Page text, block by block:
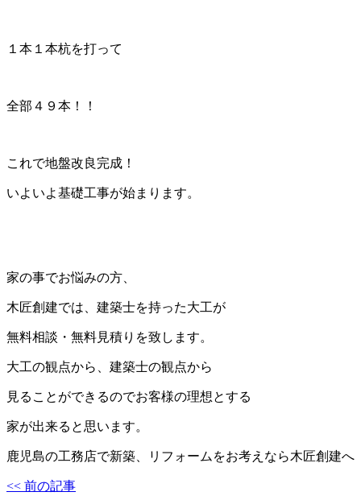
１本１本杭を打って
全部４９本！！
これで地盤改良完成！
いよいよ基礎工事が始まります。
家の事でお悩みの方、
木匠創建では、建築士を持った大工が
無料相談・無料見積りを致します。
大工の観点から、建築士の観点から
見ることができるのでお客様の理想とする
家が出来ると思います。
鹿児島の工務店で新築、リフォームをお考えなら木匠創建へ
<< 前の記事